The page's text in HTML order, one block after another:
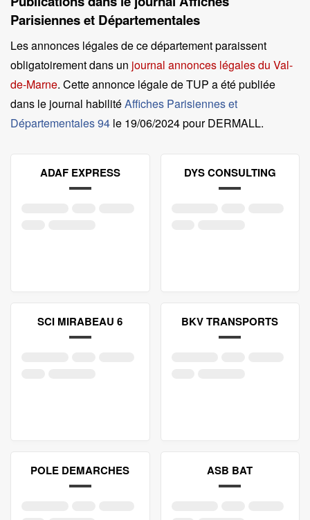
Parisiennes et Départementales
Les annonces légales de ce département paraissent
obligatoirement dans un journal annonces légales du Val-
de-Marne. Cette annonce légale de TUP a été publiée
dans le journal habilitéAffiches Parisiennes et
Départementales 94 le 19/06/2024 pour DERMALL.
ADAF EXPRESS DYS CONSULTING
SCI MIRABEAU 6 BKV TRANSPORTS
POLE DEMARCHES ASB BAT